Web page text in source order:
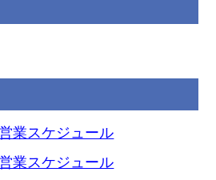
業スケジュール
業スケジュール